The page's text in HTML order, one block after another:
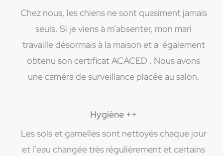
Chez nous, les chiens ne sont quasiment jamais
seuls. Si je viens à m’absenter, mon mari
travaille désormais à la maison et a également
obtenu son certificat ACACED . Nous avons
une caméra de surveillance placée au salon.
Hygiène ++
Les sols et gamelles sont nettoyés chaque jour
et l’eau changée très régulièrement et certains